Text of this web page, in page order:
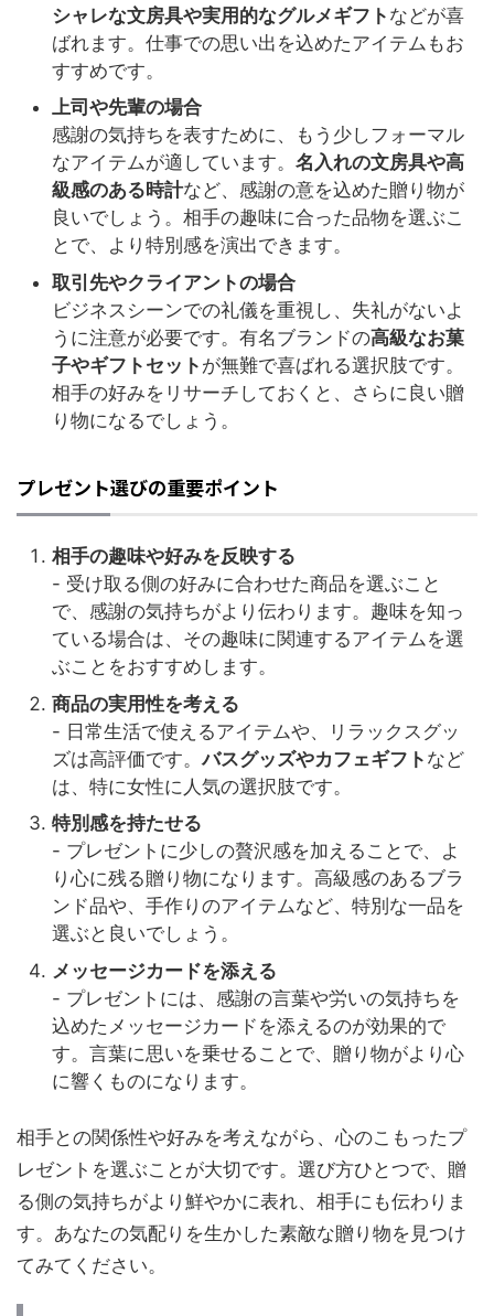
シャレな文房具や実用的なグルメギフト などが喜
ばれます。仕事での思い出を込めたアイテムもお
すすめです。
上司や先輩の場合
感謝の気持ちを表すために、もう少しフォーマル
なアイテムが適しています。 名入れの文房具や高
級感のある時計など、感謝の意を込めた贈り物が
良いでしょう。相手の趣味に合った品物を選ぶこ
とで、より特別感を演出できます。
取引先やクライアントの場合
ビジネスシーンでの礼儀を重視し、失礼がないよ
うに注意が必要です。有名ブランドの高級なお菓
子やギフトセット が無難で喜ばれる選択肢です。
相手の好みをリサーチしておくと、さらに良い贈
り物になるでしょう。
プレゼント選びの重要ポイント
相手の趣味や好みを反映する
- 受け取る側の好みに合わせた商品を選ぶこと
で、感謝の気持ちがより伝わります。趣味を知っ
ている場合は、その趣味に関連するアイテムを選
ぶことをおすすめします。
商品の実用性を考える
- 日常生活で使えるアイテムや、リラックスグッ
ズは高評価です。バスグッズやカフェギフト など
は、特に女性に人気の選択肢です。
特別感を持たせる
- プレゼントに少しの贅沢感を加えることで、よ
り心に残る贈り物になります。高級感のあるブラ
ンド品や、手作りのアイテムなど、特別な一品を
選ぶと良いでしょう。
メッセージカードを添える
- プレゼントには、感謝の言葉や労いの気持ちを
込めたメッセージカードを添えるのが効果的で
す。言葉に思いを乗せることで、贈り物がより心
に響くものになります。
相手との関係性や好みを考えながら、心のこもったプ
レゼントを選ぶことが大切です。選び方ひとつで、贈
る側の気持ちがより鮮やかに表れ、相手にも伝わりま
す。あなたの気配りを生かした素敵な贈り物を見つけ
てみてください。